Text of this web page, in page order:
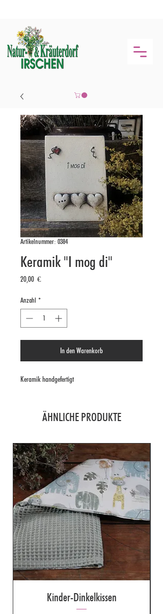
Artikelnummer: 0384
Keramik "I mog di"
20,00 €Preis
Anzahl *
In den Warenkorb
Keramik handgefertigt
ÄHNLICHE PRODUKTE
Kinder-Dinkelkissen